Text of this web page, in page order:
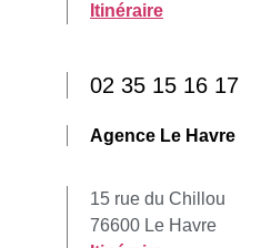
Itinéraire
02 35 15 16 17
Agence Le Havre
15 rue du Chillou
76600 Le Havre